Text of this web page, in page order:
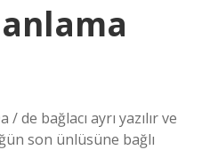
anlama
/ de bağlacı ayrı yazılır ve
son ünlüsüne bağlı